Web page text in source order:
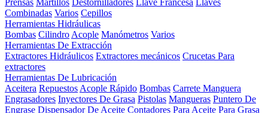
Prensas Martillos Destornilladores Llave Francesa Llaves
Combinadas Varios Cepillos
Herramientas Hidráulicas
Bombas Cilindro Acople Manómetros Varios
Herramientas De Extracción
Extractores Hidráulicos Extractores mecánicos Crucetas Para
extractores
Herramientas De Lubricación
Aceitera Repuestos Acople Rápido Bombas Carrete Manguera
Engrasadores Inyectores De Grasa Pistolas Mangueras Puntero De
Engrase Dispensador De Aceite Contadores Para Aceite Para Grasa